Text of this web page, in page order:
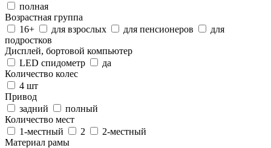
полная
Возрастная группа
16+
для взрослых для пенсионеров
для
подростков
Дисплей, бортовой компьютер
LED спидометр
да
Количество колес
4 шт
Привод
задний
полный
Количество мест
1-местный
2
2-местный
Материал рамы